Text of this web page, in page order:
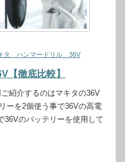
タ ハンマードリル 36V
徹底比較】
紹介するのはマキタの36V
ーを2個使う事で36Vの高電
36Vのバッテリーを使用して